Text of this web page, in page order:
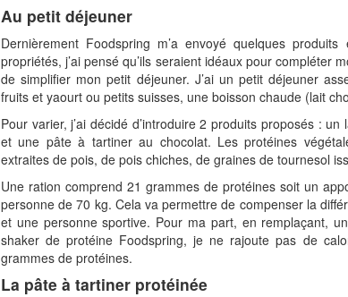
Au petit déjeuner
Dernièrement Foodspring m’a envoyé quelques
propriétés, j’ai pensé qu’ils seraient idéaux pour compléter
de simplifier mon petit déjeuner. J’ai un petit déjeuner
fruits et yaourt ou petits suisses, une boisson chaude (lait
Pour varier, j’ai décidé d’introduire 2 produits proposés :
et une pâte à tartiner au chocolat. Les protéines
extraites de pois, de pois chiches, de graines de tournesol
Une ration comprend 21 grammes de protéines soit un
personne de 70 kg. Cela va permettre de compenser la
et une personne sportive. Pour ma part, en remplaçant,
shaker de protéine Foodspring, je ne rajoute pas de
grammes de protéines.
La pâte à tartiner protéinée